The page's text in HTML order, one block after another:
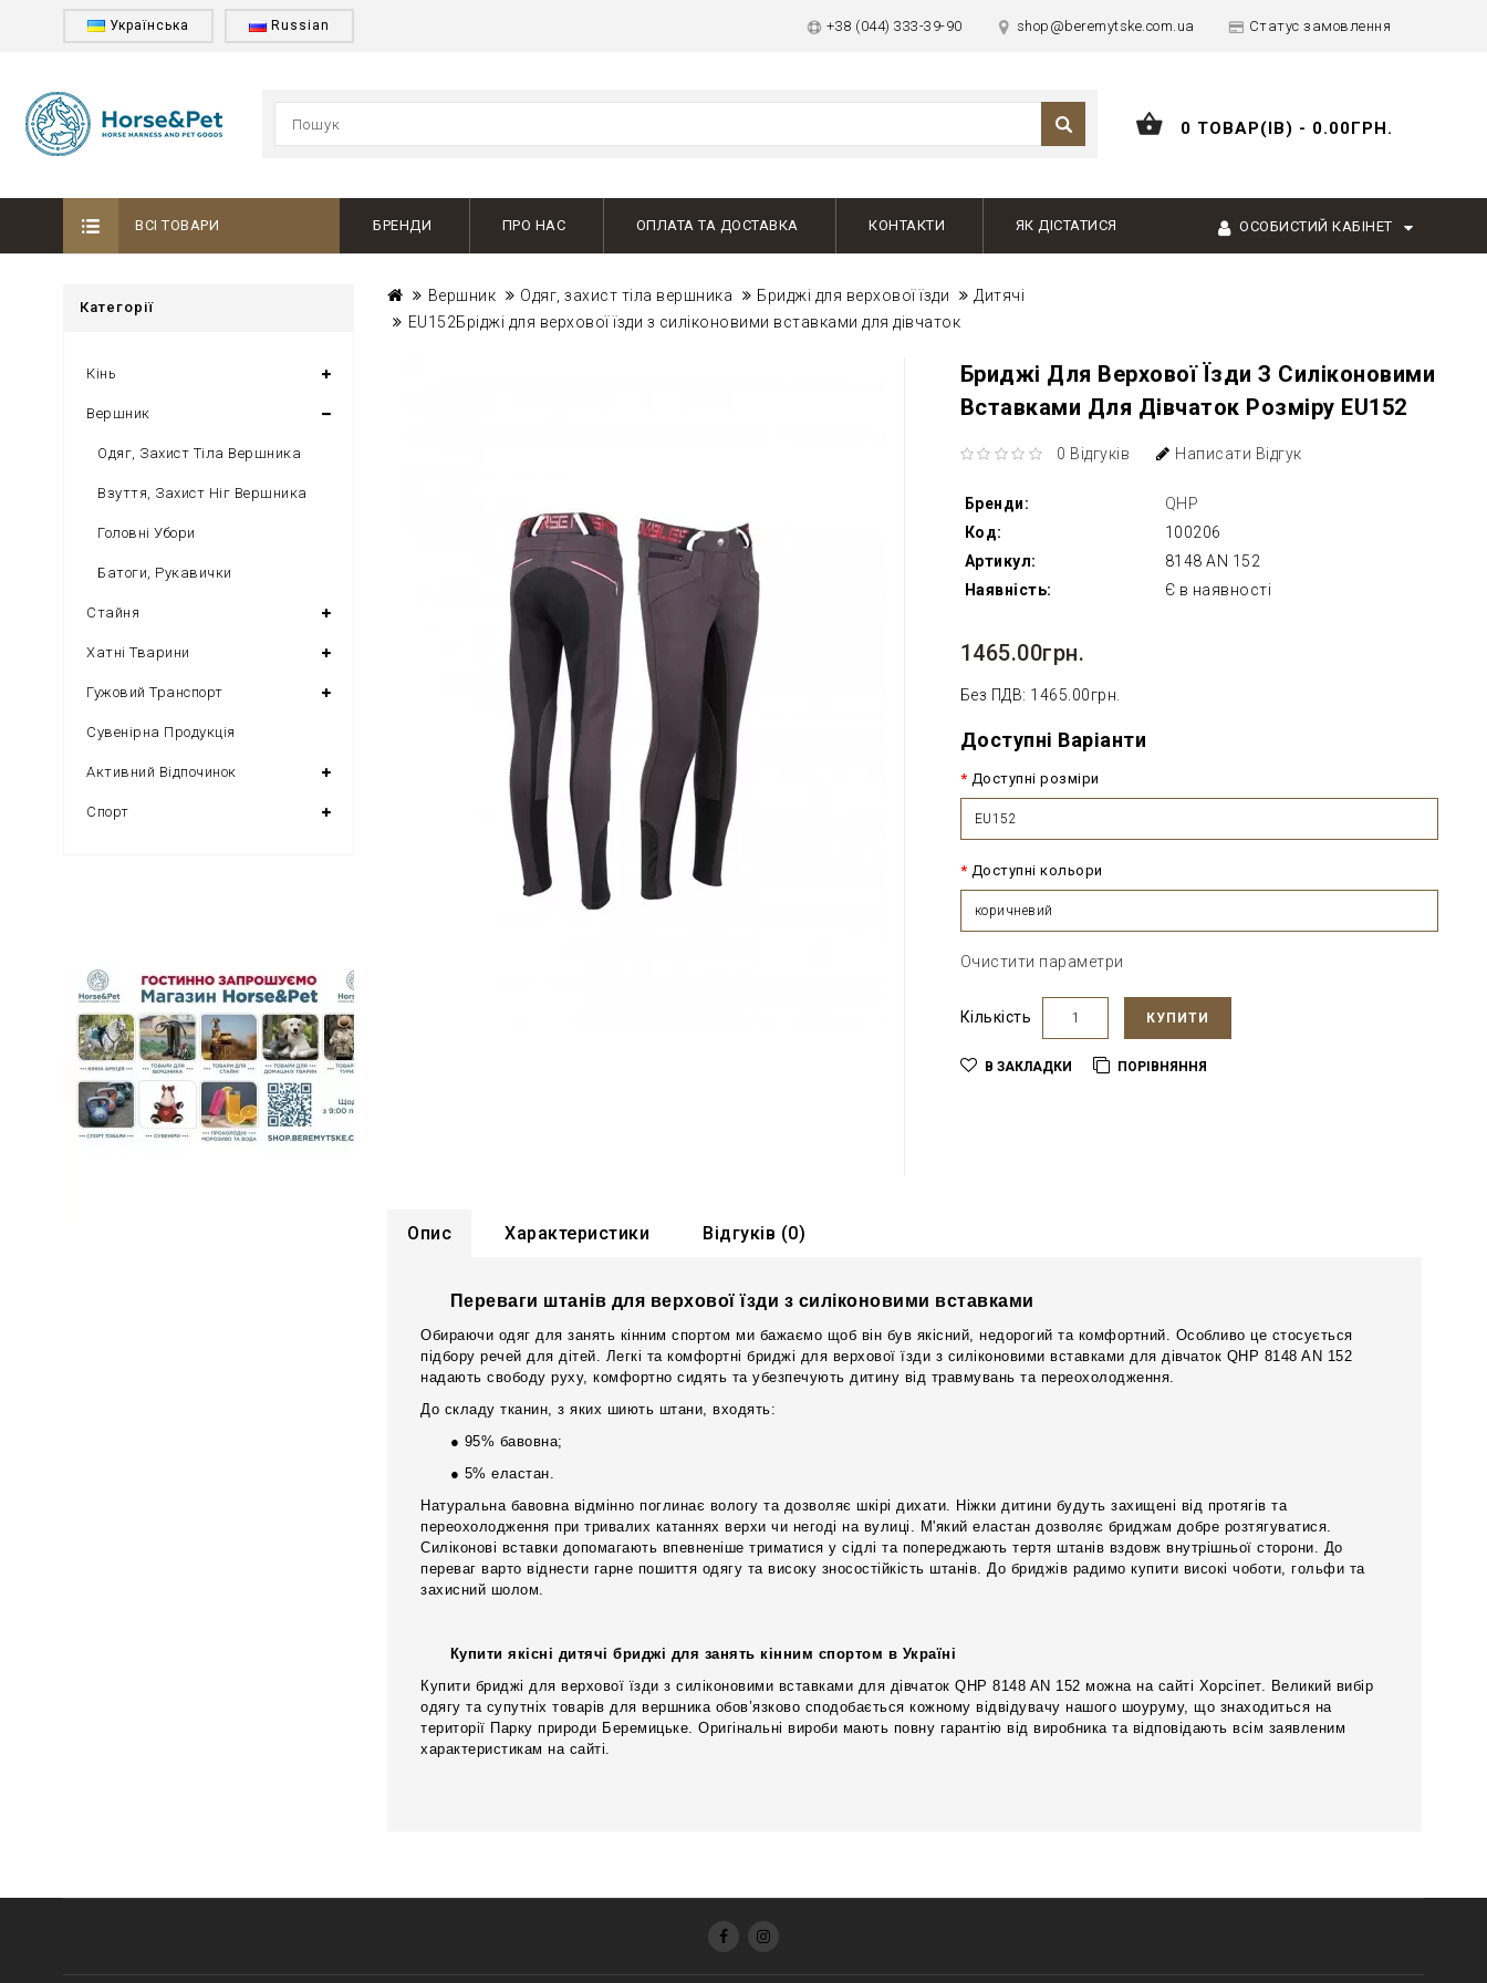
Українська Russian +38 (044) 333-39-90 shop@beremytske.com.ua Статус замовлення
0 ТОВАР(ІВ) - 0.00ГРН.
ВСІ ТОВАРИ БРЕНДИ ПРО НАС ОПЛАТА ТА ДОСТАВКА КОНТАКТИ ЯК ДІСТАТИСЯ ОСОБИСТИЙ КАБІНЕТ
Категорії
Кінь
Вершник
Одяг, Захист Тіла Вершника
Взуття, Захист Ніг Вершника
Головні Убори
Батоги, Рукавички
Стайня
Хатні Тварини
Гужовий Транспорт
Сувенірна Продукція
Активний Відпочинок
Спорт
Вершник Одяг, захист тіла вершника Бриджі для верхової їзди
Дитячі
EU152Бріджі для верхової їзди з силіконовими вставками для дівчаток
Бриджі Для Верхової Їзди З Силіконовими
Вставками Для Дівчаток Розміру EU152
0 Відгуків Написати Відгук
Бренди:
QHP
Код:
100206
Артикул:
8148 AN 152
Наявність:
Є в наявності
1465.00грн.
Без ПДВ: 1465.00грн.
Доступні Варіанти
Доступні розміри
EU152
Доступні кольори
коричневий
Очистити параметри
Кількість КУПИТИ
В ЗАКЛАДКИ ПОРІВНЯННЯ
Опис Характеристики Відгуків (0)
Переваги штанів для верхової їзди з силіконовими вставками
Обираючи одяг для занять кінним спортом ми бажаємо щоб він був якісний, недорогий та комфортний. Особливо це стосується
підбору речей для дітей. Легкі та комфортні бриджі для верхової їзди з силіконовими вставками для дівчаток QHP 8148 AN 152
надають свободу руху, комфортно сидять та убезпечують дитину від травмувань та переохолодження.
До складу тканин, з яких шиють штани, входять:
● 95% бавовна;
● 5% еластан.
Натуральна бавовна відмінно поглинає вологу та дозволяє шкірі дихати. Ніжки дитини будуть захищені від протягів та
переохолодження при тривалих катаннях верхи чи негоді на вулиці. М'який еластан дозволяє бриджам добре розтягуватися.
Силіконові вставки допомагають впевненіше триматися у сідлі та попереджають тертя штанів вздовж внутрішньої сторони. До
переваг варто віднести гарне пошиття одягу та високу зносостійкість штанів. До бриджів радимо купити високі чоботи, гольфи та
захисний шолом.
Купити якісні дитячі бриджі для занять кінним спортом в Україні
Купити бриджі для верхової їзди з силіконовими вставками для дівчаток QHP 8148 AN 152 можна на сайті Хорсіпет. Великий вибір
одягу та супутніх товарів для вершника обов’язково сподобається кожному відвідувачу нашого шоуруму, що знаходиться на
території Парку природи Беремицьке. Оригінальні вироби мають повну гарантію від виробника та відповідають всім заявленим
характеристикам на сайті.